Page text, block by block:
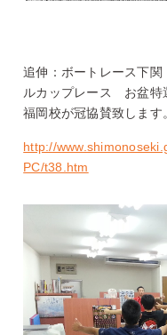
追伸：ボートレース下
ルカップレース お盆特
福岡校が冠協賛致します
http://
PC/t38.htm